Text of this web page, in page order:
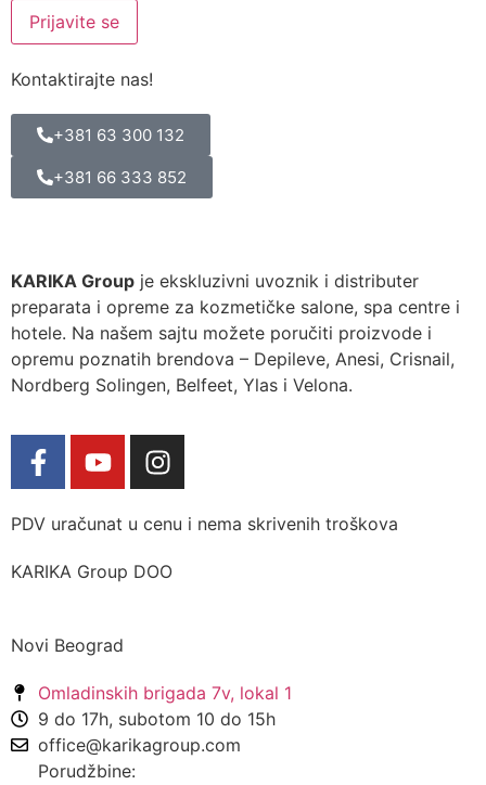
Prijavite se
Kontaktirajte nas!
+381 63 300 132
+381 66 333 852
KARIKA Group je ekskluzivni uvoznik i distributer
preparata i opreme za kozmetičke salone, spa centre i
hotele. Na našem sajtu možete poručiti proizvode i
opremu poznatih brendova – Depileve, Anesi, Crisnail,
Nordberg Solingen, Belfeet, Ylas i Velona.
PDV uračunat u cenu i nema skrivenih troškova
KARIKA Group DOO
Novi Beograd
Omladinskih brigada 7v, lokal 1
9 do 17h, subotom 10 do 15h
office@karikagroup.com
Porudžbine: